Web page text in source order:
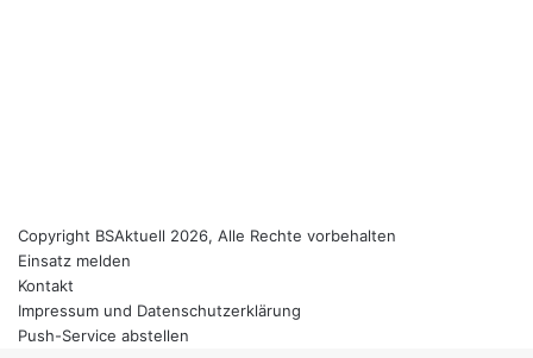
Copyright BSAktuell 2026, Alle Rechte vorbehalten
Einsatz melden
Kontakt
Impressum und Datenschutzerklärung
Push-Service abstellen